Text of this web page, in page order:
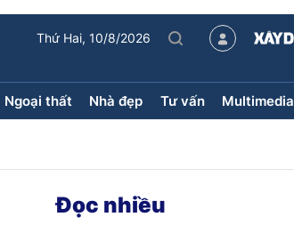
Thứ Hai, 10/8/2026
Ngoại thất Nhà đẹp Tư vấn Multimedia
ở xã hộiĐọc nhiều